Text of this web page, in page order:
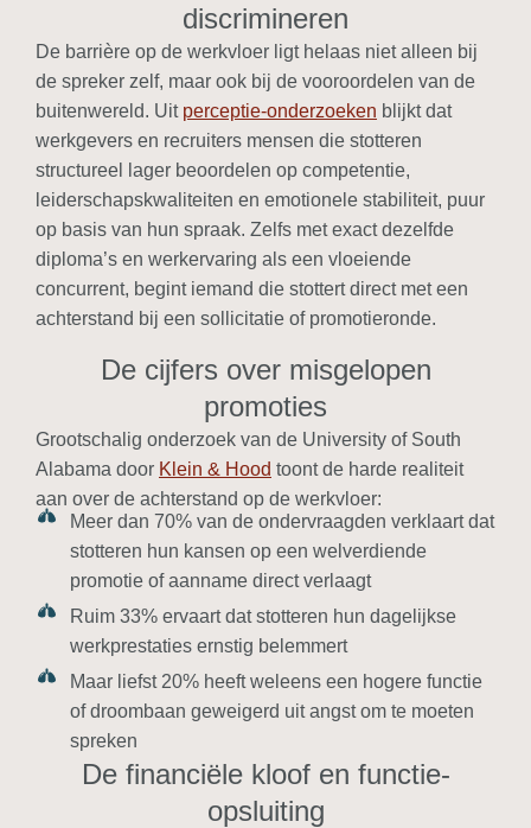
discrimineren
De barrière op de werkvloer ligt helaas niet alleen bij
de spreker zelf, maar ook bij de vooroordelen van de
buitenwereld. Uit perceptie-onderzoeken blijkt dat
werkgevers en recruiters mensen die stotteren
structureel lager beoordelen op competentie,
leiderschapskwaliteiten en emotionele stabiliteit, puur
op basis van hun spraak. Zelfs met exact dezelfde
diploma’s en werkervaring als een vloeiende
concurrent, begint iemand die stottert direct met een
achterstand bij een sollicitatie of promotieronde.
De cijfers over misgelopen
promoties
Grootschalig onderzoek van de University of South
Alabama door Klein & Hood toont de harde realiteit
aan over de achterstand op de werkvloer:
Meer dan 70% van de ondervraagden verklaart dat
stotteren hun kansen op een welverdiende
promotie of aanname direct verlaagt
Ruim 33% ervaart dat stotteren hun dagelijkse
werkprestaties ernstig belemmert
Maar liefst 20% heeft weleens een hogere functie
of droombaan geweigerd uit angst om te moeten
spreken
De financiële kloof en functie-
opsluiting